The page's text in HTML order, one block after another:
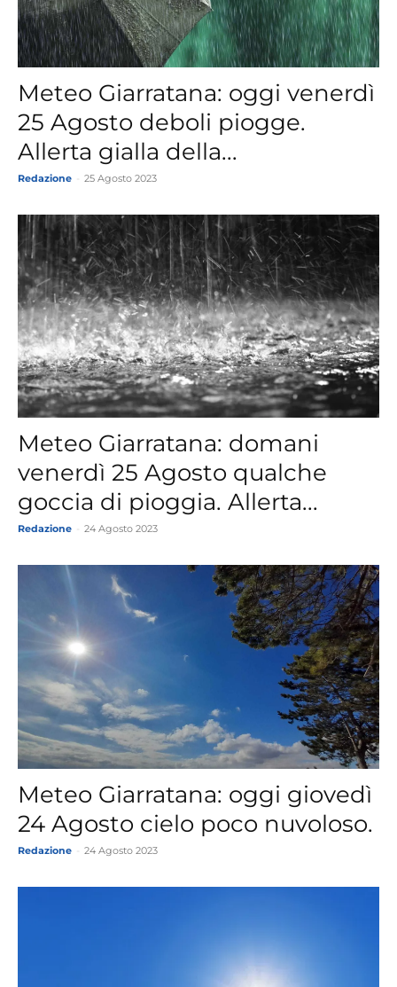
Meteo Giarratana: oggi venerdì
25 Agosto deboli piogge.
Allerta gialla della...
Redazione 25 Agosto 2023
Meteo Giarratana: domani
venerdì 25 Agosto qualche
goccia di pioggia. Allerta...
Redazione 24 Agosto 2023
Meteo Giarratana: oggi giovedì
24 Agosto cielo poco nuvoloso.
Redazione 24 Agosto 2023